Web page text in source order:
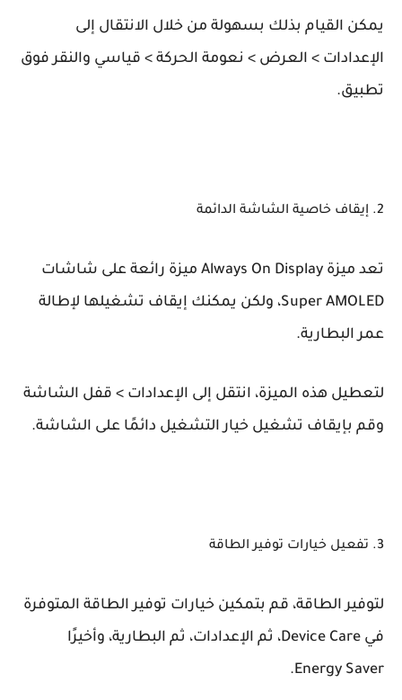
يمكن القيام بذلك بسهولة من خلال الانتقال إلى
الإعدادات > العرض > نعومة الحركة > قياسي والنقر فوق
تطبيق.
2. إيقاف خاصية الشاشة الدائمة
تعد ميزة Always On Display ميزة رائعة على شاشات
Super AMOLED، ولكن يمكنك إيقاف تشغيلها لإطالة
عمر البطارية.
لتعطيل هذه الميزة، انتقل إلى الإعدادات > قفل الشاشة
وقم بإيقاف تشغيل خيار التشغيل دائمًا على الشاشة.
3. تفعيل خيارات توفير الطاقة
لتوفير الطاقة، قم بتمكين خيارات توفير الطاقة المتوفرة
في Device Care، ثم الإعدادات، ثم البطارية، وأخيرًا
Energy Saver.